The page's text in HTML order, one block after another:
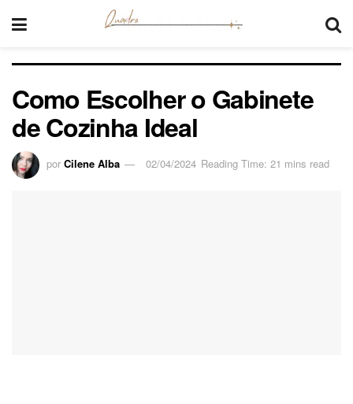
Como Escolher o Gabinete
de Cozinha Ideal
por Cilene Alba 02/04/2024 Reading Time: 21 mins read